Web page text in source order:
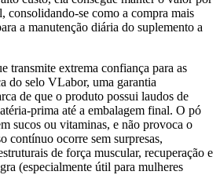
consolidando-se como a compra mais
a manutenção diária do suplemento a
transmite extrema confiança para as
do selo VLabor, uma garantia
de que o produto possui laudos de
prima até a embalagem final. O pó
sucos ou vitaminas, e não provoca o
contínuo ocorre sem surpresas,
de força muscular, recuperação e
(especialmente útil para mulheres